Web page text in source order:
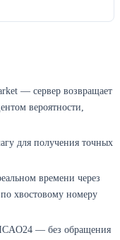
— сервер возвращает
вероятности,
для получения точных
времени через
хвостовому номеру
— без обращения